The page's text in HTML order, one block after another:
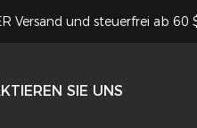
Versand und steuerfrei ab 60
SIE UNS